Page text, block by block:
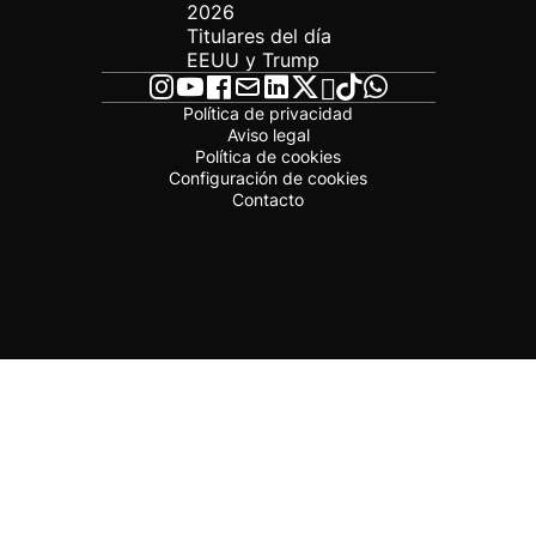
2026
Titulares del día
EEUU y Trump
Política de privacidad
Aviso legal
Política de cookies
Configuración de cookies
Contacto